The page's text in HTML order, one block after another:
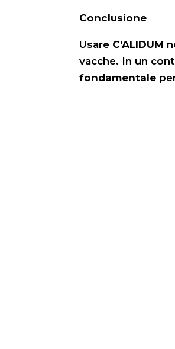
Conclusione
Usare C'ALIDUM
vacche. In un
fondamentale